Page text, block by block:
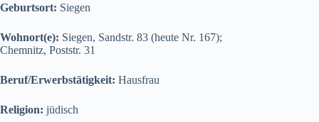
Geburtsort: Siegen
Wohnort(e): Siegen, Sandstr. 83 (heute Nr. 167);
Chemnitz, Poststr. 31
Beruf/Erwerbstätigkeit: Hausfrau
Religion: jüdisch